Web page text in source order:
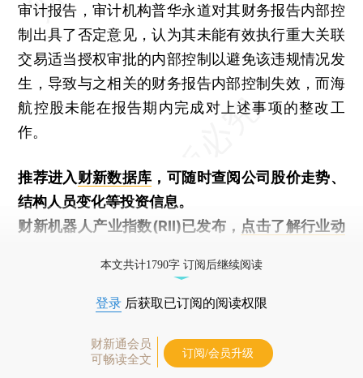
审计报告，审计机构普华永道对其财务报告内部控
制出具了否定意见，认为其未能有效执行重大关联
交易适当授权审批的内部控制以避免该违规情况发
生，导致与之相关的财务报告内部控制失效，而海
航控股未能在报告期内完成对上述事项的整改工
作。
推荐进入财新数据库 ，可随时查阅公司股价走势、
结构人员变化等投资信息。
财新机器人产业指数(RII)已发布， 点击了解行业动
本文共计1790字 订阅后继续阅读
登录 后获取已订阅的阅读权限
财新通会员
可畅读全文
订阅/会员升级